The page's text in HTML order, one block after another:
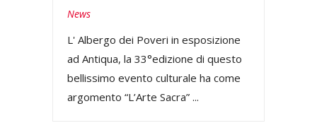
News
L' Albergo dei Poveri in esposizione
ad Antiqua, la 33°edizione di questo
bellissimo evento culturale ha come
argomento “L’Arte Sacra” ...